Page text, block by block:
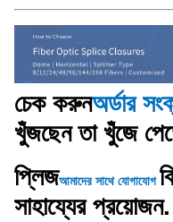
চেক করুনঅর্ডার
খুঁজছেন তা খুঁজে
প্লিজআমাদের সাথে যোগাযোগ
সাহায্যের প্রয়োজন.